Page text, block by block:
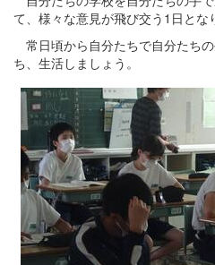
て、様々な意見が飛び交う1日とな
常日頃から自分たちで自分たち
ち、生活しましょう。